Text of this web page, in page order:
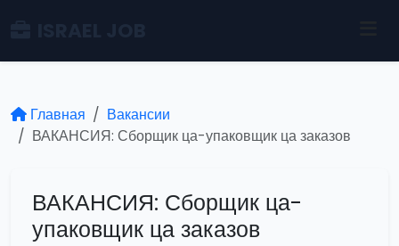
Главная
Вакансии
ВАКАНСИЯ: Сборщик ца-упаковщик ца заказов
ВАКАНСИЯ: Сборщик ца-
упаковщик ца заказов